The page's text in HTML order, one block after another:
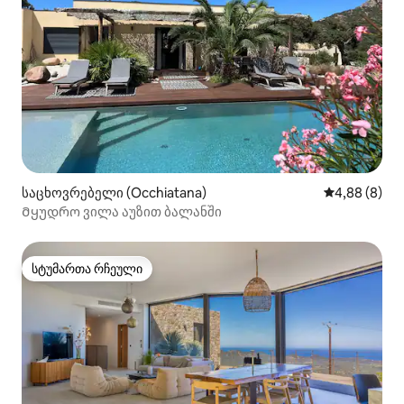
საცხოვრებელი (Occhiatana) საშუალო
4,88 (8)
Მყუდრო ვილა აუზით ბალანში
სტუმართა რჩეული
სტუმართა რჩეული